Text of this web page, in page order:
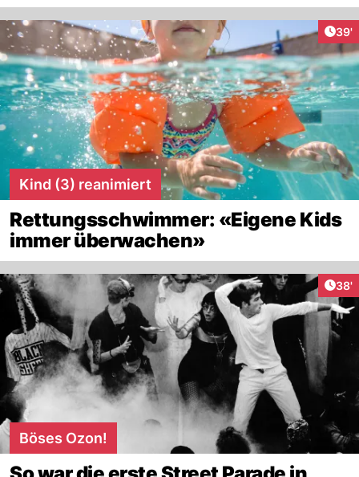
39'
Kind (3) reanimiert
Rettungsschwimmer: «Eigene Kids
immer überwachen»
38'
Böses Ozon!